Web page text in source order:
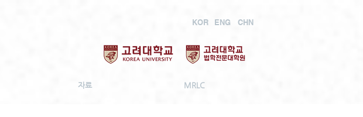
KOR ENG CHN
자료 MRLC